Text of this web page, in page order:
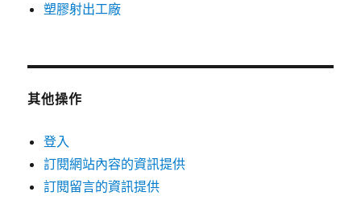
塑膠射出工廠
其他操作
登入
訂閱網站內容的資訊提供
訂閱留言的資訊提供